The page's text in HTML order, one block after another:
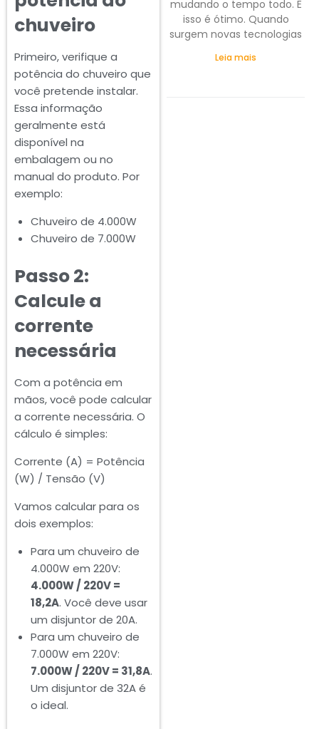
chuveiro
Primeiro, verifique a
potência do chuveiro que
você pretende instalar.
Essa informação
geralmente está
disponível na
embalagem ou no
manual do produto. Por
exemplo:
Chuveiro de 4.000W
Chuveiro de 7.000W
Passo 2:
Calcule a
corrente
necessária
Com a potência em
mãos, você pode calcular
a corrente necessária. O
cálculo é simples:
Corrente (A) = Potência
(W) / Tensão (V)
Vamos calcular para os
dois exemplos:
Para um chuveiro de
4.000W em 220V:
4.000W / 220V =
18,2A. Você deve usar
um disjuntor de 20A.
Para um chuveiro de
7.000W em 220V:
7.000W / 220V = 31,8A.
Um disjuntor de 32A é
o ideal.
mudando o tempo todo. E
isso é ótimo. Quando
surgem novas tecnologias
Leia mais